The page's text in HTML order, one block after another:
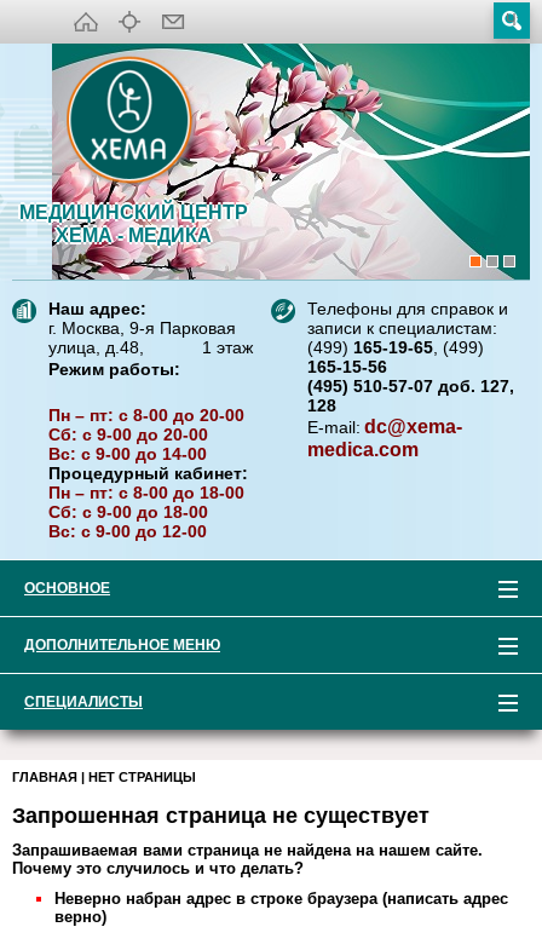
МЕДИЦИНСКИЙ ЦЕНТР
ХЕМА - МЕДИКА
Наш адрес:
г. Москва, 9-я Парковая
улица, д.48, 1 этаж
Режим работы:
Пн – пт: с 8-00 до 20-00
Сб: с 9-00 до 20-00
Вс: с 9-00 до 14-00
Процедурный кабинет:
Пн – пт: с 8-00 до 18-00
Сб: с 9-00 до 18-00
Вс: с 9-00 до 12-00
Телефоны для справок и
записи к специалистам:
(499) 165-19-65 , (499)
165-15-56
(495) 510-57-07 доб. 127,
128
E-mail: dc@xema-
medica.com
ОСНОВНОЕ
ДОПОЛНИТЕЛЬНОЕ МЕНЮ
СПЕЦИАЛИСТЫ
ГЛАВНАЯ | НЕТ СТРАНИЦЫ
Запрошенная страница не существует
Запрашиваемая вами страница не найдена на нашем сайте.
Почему это случилось и что делать?
Неверно набран адрес в строке браузера (написать адрес
верно)